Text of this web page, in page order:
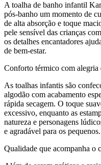
A toalha de banho infantil
pós-banho um momento de
de alta absorção e toque
pele sensível das crianças
os detalhes encantadores
de bem-estar.
Conforto térmico com alegria
As toalhas infantis são
algodão com acabamento
rápida secagem. O toque
excessivo, enquanto as
natureza e personagens
e agradável para os pequenos.
Qualidade que acompanha o